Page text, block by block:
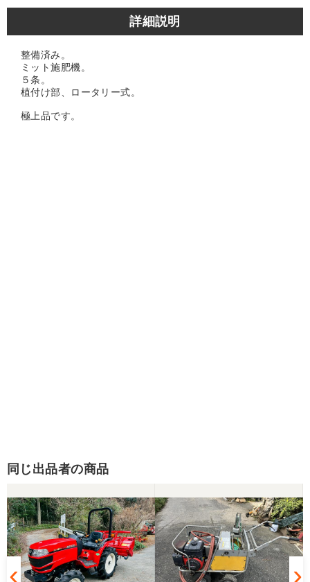
詳細説明
整備済み。
ミット施肥機。
５条。
植付け部、ロータリー式。
極上品です。
同じ出品者の商品